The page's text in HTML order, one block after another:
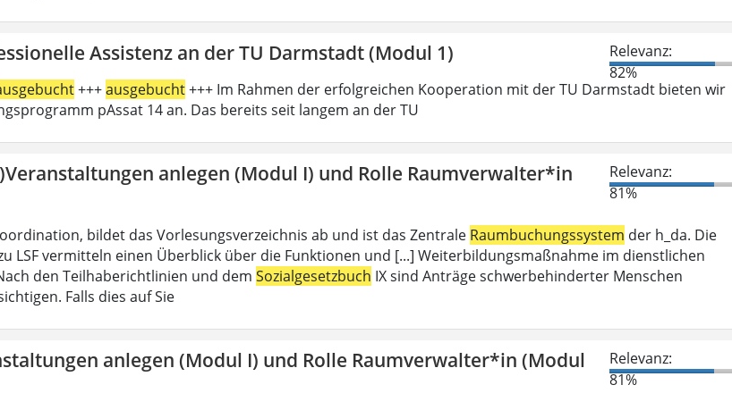
Assistenz an der TU Darmstadt (Modul 1)
Relevanz:
82%
+++ausgebucht+++ Im Rahmen der erfolgreichen Kooperation mit der TU Darmstadt bieten wir
pAssat 14 an. Das bereits seit langem an der TU
)Veranstaltungen anlegen (Modul I) und Rolle Raumverwalter*in
Relevanz:
81%
bildet das Vorlesungsverzeichnis ab und ist das Zentrale Raumbuchungssystem der h_da. Die
LSF vermitteln einen Überblick über die Funktionen und [...] Weiterbildungsmaßnahme im dienstlichen
den Teilhaberichtlinien und dem Sozialgesetzbuch IX sind Anträge schwerbehinderter Menschen
Falls dies auf Sie
anlegen (Modul I) und Rolle Raumverwalter*in (Modul
Relevanz:
81%